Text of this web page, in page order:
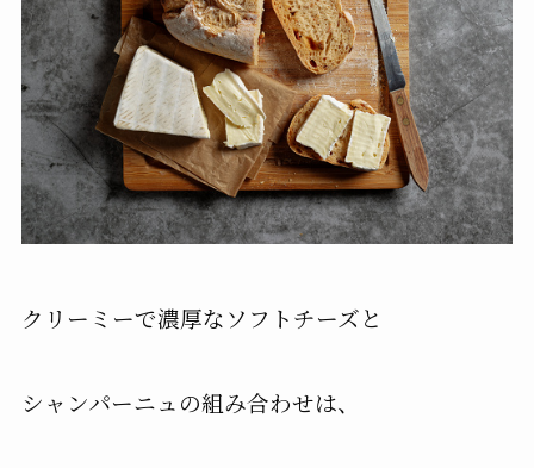
クリーミーで濃厚なソフトチーズと
シャンパーニュの組み合わせは、